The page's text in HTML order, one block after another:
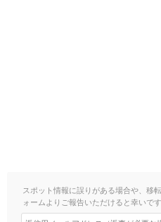
スポット情報に誤りがある場合や、移
ォームよりご報告いただけると幸いです